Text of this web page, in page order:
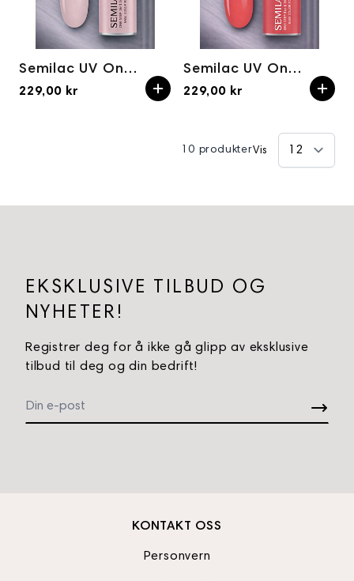
Semilac UV One Step Hybrid 3in1 Glossy S610 Barely Pink 7ml
229,00 kr
Semilac UV One Step Hybrid 3in1 Glossy S690 Coral Pink 7ml
229,00 kr
10 produkterVis
KONTAKT OSS
Personvern
EKSKLUSIVE TILBUD OG
NYHETER!
Registrer deg for å ikke gå glipp av eksklusive
tilbud til deg og din bedrift!